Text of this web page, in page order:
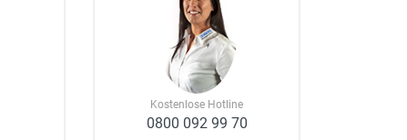
Kostenlose Hotline
0800 092 99 70